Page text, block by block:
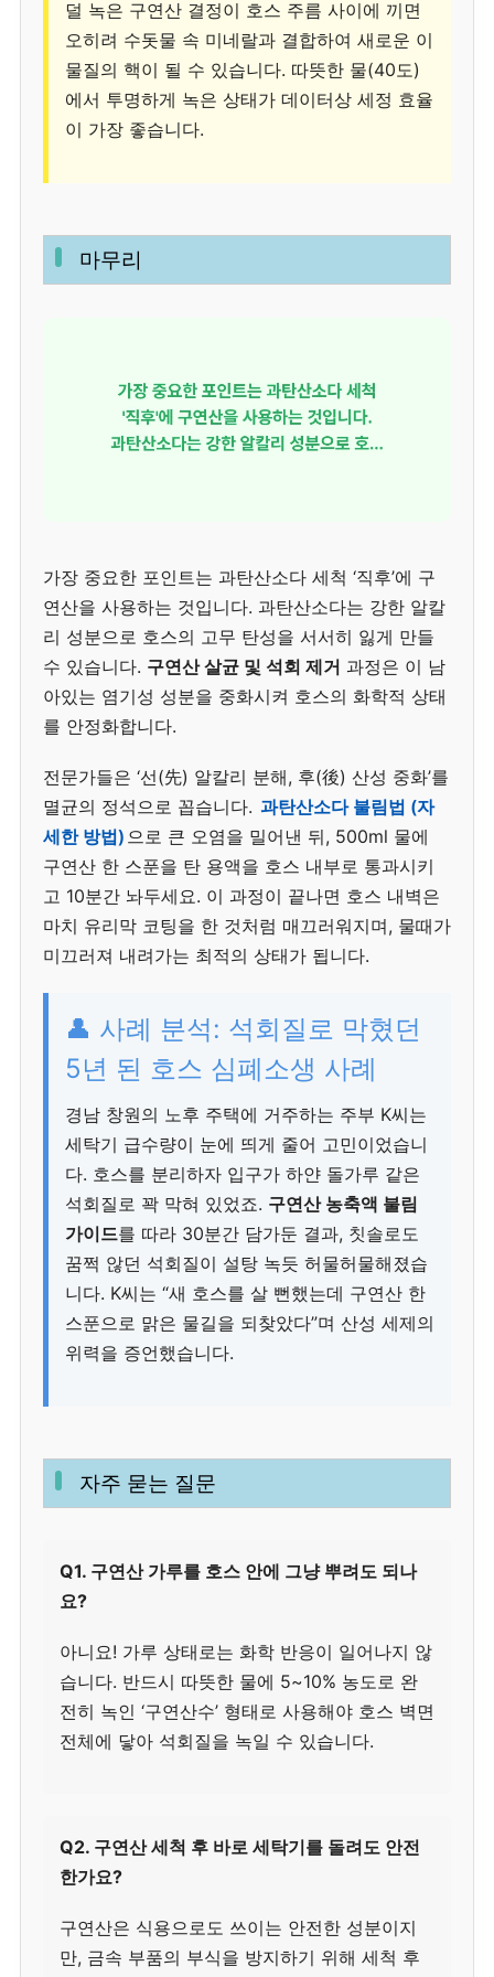
덜 녹은 구연산 결정이 호스 주름 사이에 끼면
오히려 수돗물 속 미네랄과 결합하여 새로운 이
물질의 핵이 될 수 있습니다. 따뜻한 물(40도)
에서 투명하게 녹은 상태가 데이터상 세정 효율
이 가장 좋습니다.
마무리
가장 중요한 포인트는 과탄산소다 세척 ‘직후’에 구
연산을 사용하는 것입니다. 과탄산소다는 강한 알칼
리 성분으로 호스의 고무 탄성을 서서히 잃게 만들
수 있습니다. 구연산 살균 및 석회 제거 과정은 이 남
아있는 염기성 성분을 중화시켜 호스의 화학적 상태
를 안정화합니다.
전문가들은 ‘선(先) 알칼리 분해, 후(後) 산성 중화’를
멸균의 정석으로 꼽습니다. 과탄산소다 불림법 (자
세한 방법) 으로 큰 오염을 밀어낸 뒤, 500ml 물에
구연산 한 스푼을 탄 용액을 호스 내부로 통과시키
고 10분간 놔두세요. 이 과정이 끝나면 호스 내벽은
마치 유리막 코팅을 한 것처럼 매끄러워지며, 물때가
미끄러져 내려가는 최적의 상태가 됩니다.
👤 사례 분석: 석회질로 막혔던
5년 된 호스 심폐소생 사례
경남 창원의 노후 주택에 거주하는 주부 K씨는
세탁기 급수량이 눈에 띄게 줄어 고민이었습니
다. 호스를 분리하자 입구가 하얀 돌가루 같은
석회질로 꽉 막혀 있었죠. 구연산 농축액 불림
가이드를 따라 30분간 담가둔 결과, 칫솔로도
꿈쩍 않던 석회질이 설탕 녹듯 허물허물해졌습
니다. K씨는 “새 호스를 살 뻔했는데 구연산 한
스푼으로 맑은 물길을 되찾았다”며 산성 세제의
위력을 증언했습니다.
자주 묻는 질문
Q1. 구연산 가루를 호스 안에 그냥 뿌려도 되나
요?
아니요! 가루 상태로는 화학 반응이 일어나지 않
습니다. 반드시 따뜻한 물에 5~10% 농도로 완
전히 녹인 ‘구연산수’ 형태로 사용해야 호스 벽면
전체에 닿아 석회질을 녹일 수 있습니다.
Q2. 구연산 세척 후 바로 세탁기를 돌려도 안전
한가요?
구연산은 식용으로도 쓰이는 안전한 성분이지
만, 금속 부품의 부식을 방지하기 위해 세척 후